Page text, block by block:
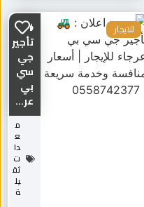
🚜
تأجير
جي
سي
بي
عر...
م
ع
دا
ت
ثق
يل
ة
للايجار